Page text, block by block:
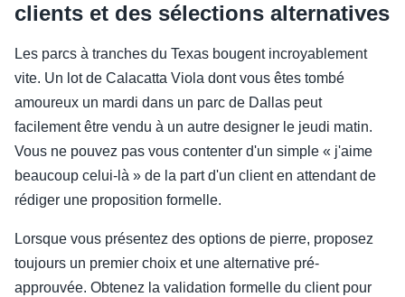
clients et des sélections alternatives
Les parcs à tranches du Texas bougent incroyablement
vite. Un lot de Calacatta Viola dont vous êtes tombé
amoureux un mardi dans un parc de Dallas peut
facilement être vendu à un autre designer le jeudi matin.
Vous ne pouvez pas vous contenter d'un simple « j'aime
beaucoup celui-là » de la part d'un client en attendant de
rédiger une proposition formelle.
Lorsque vous présentez des options de pierre, proposez
toujours un premier choix et une alternative pré-
approuvée. Obtenez la validation formelle du client pour